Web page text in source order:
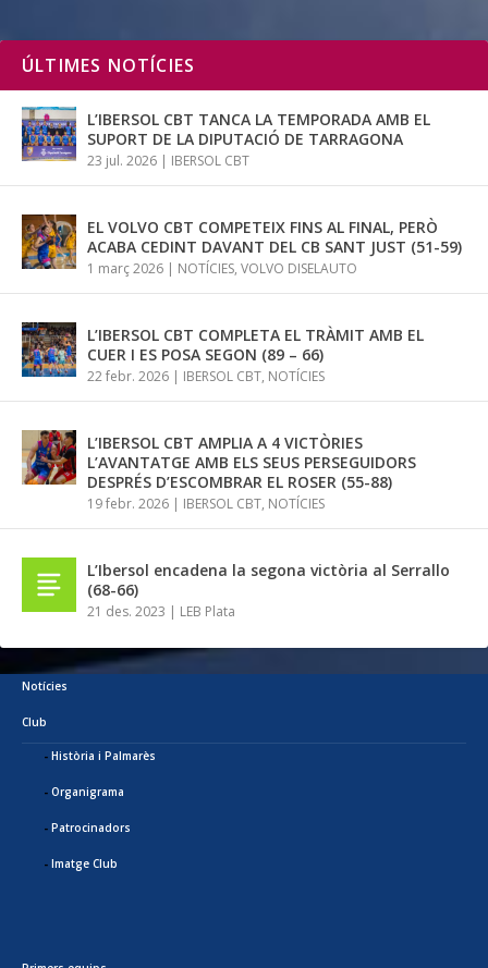
ÚLTIMES NOTÍCIES
L’IBERSOL CBT TANCA LA TEMPORADA AMB EL
SUPORT DE LA DIPUTACIÓ DE TARRAGONA
23 jul. 2026 | IBERSOL CBT
EL VOLVO CBT COMPETEIX FINS AL FINAL, PERÒ
ACABA CEDINT DAVANT DEL CB SANT JUST (51-59)
1 març 2026 | NOTÍCIES, VOLVO DISELAUTO
L’IBERSOL CBT COMPLETA EL TRÀMIT AMB EL
CUER I ES POSA SEGON (89 – 66)
22 febr. 2026 | IBERSOL CBT, NOTÍCIES
L’IBERSOL CBT AMPLIA A 4 VICTÒRIES
L’AVANTATGE AMB ELS SEUS PERSEGUIDORS
DESPRÉS D’ESCOMBRAR EL ROSER (55-88)
19 febr. 2026 | IBERSOL CBT, NOTÍCIES
L’Ibersol encadena la segona victòria al Serrallo
(68-66)
21 des. 2023 | LEB Plata
Notícies
Club
Història i Palmarès
Organigrama
Patrocinadors
Imatge Club